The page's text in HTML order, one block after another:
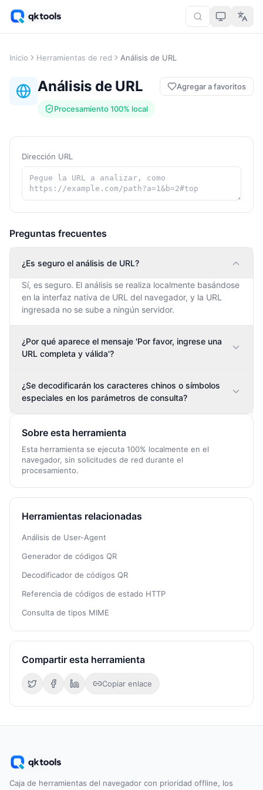
Inicio Herramientas de red Análisis de URL
Análisis de URL
Procesamiento 100% local
Agregar a favoritos
Dirección URL
Preguntas frecuentes
¿Es seguro el análisis de URL?
Sí, es seguro. El análisis se realiza localmente basándose
en la interfaz nativa de URL del navegador, y la URL
ingresada no se sube a ningún servidor.
¿Por qué aparece el mensaje 'Por favor, ingrese una
URL completa y válida'?
¿Se decodificarán los caracteres chinos o símbolos
especiales en los parámetros de consulta?
Sobre esta herramienta
Esta herramienta se ejecuta 100% localmente en el
navegador, sin solicitudes de red durante el
procesamiento.
Herramientas relacionadas
Análisis de User-Agent
Generador de códigos QR
Decodificador de códigos QR
Referencia de códigos de estado HTTP
Consulta de tipos MIME
Compartir esta herramienta
Copiar enlace
Caja de herramientas del navegador con prioridad offline, los